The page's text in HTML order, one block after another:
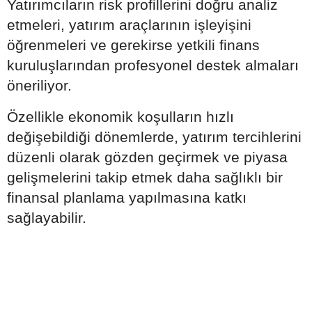
Yatırımcıların risk profillerini doğru analiz
etmeleri, yatırım araçlarının işleyişini
öğrenmeleri ve gerekirse yetkili finans
kuruluşlarından profesyonel destek almaları
öneriliyor.
Özellikle ekonomik koşulların hızlı
değişebildiği dönemlerde, yatırım tercihlerini
düzenli olarak gözden geçirmek ve piyasa
gelişmelerini takip etmek daha sağlıklı bir
finansal planlama yapılmasına katkı
sağlayabilir.